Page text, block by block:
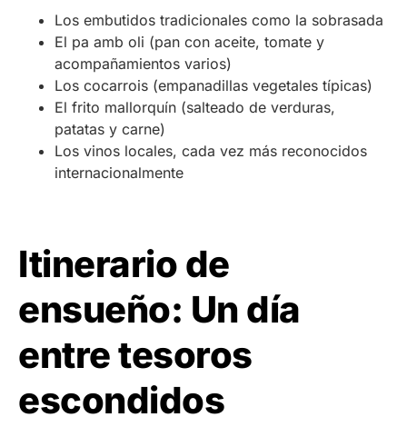
Los embutidos tradicionales como la sobrasada
El pa amb oli (pan con aceite, tomate y
acompañamientos varios)
Los cocarrois (empanadillas vegetales típicas)
El frito mallorquín (salteado de verduras,
patatas y carne)
Los vinos locales, cada vez más reconocidos
internacionalmente
Itinerario de
ensueño: Un día
entre tesoros
escondidos